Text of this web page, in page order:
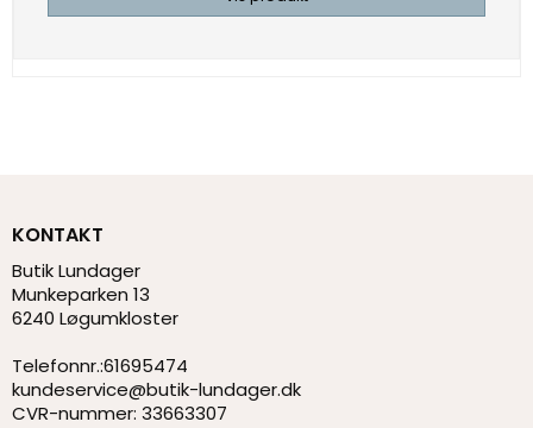
KONTAKT
Butik Lundager
Munkeparken 13
6240 Løgumkloster
Telefonnr.:61695474
kundeservice@butik-lundager.dk
CVR-nummer: 33663307